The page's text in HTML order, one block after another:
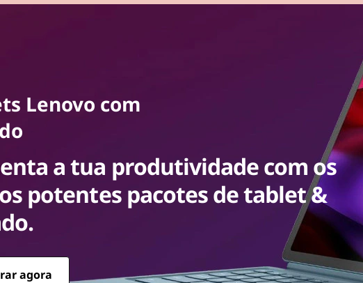
Lenovo com
a tua produtividade com os
potentes pacotes de tablet &
agora